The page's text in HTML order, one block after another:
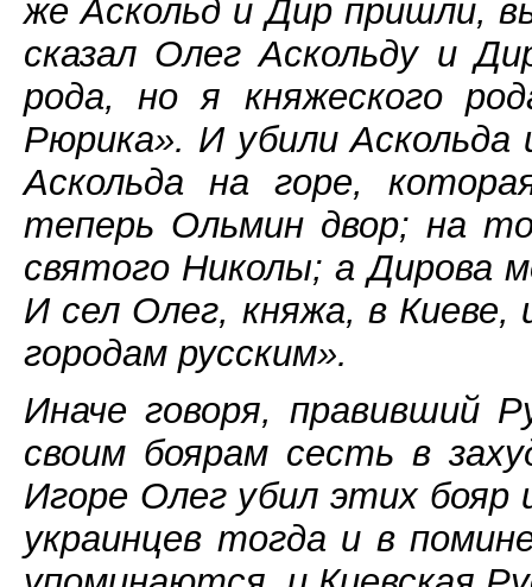
же Аскольд и Дир пришли,
сказал Олег Аскольду и
рода, но я княжеского
Рюрика». И убили Аскольда
Аскольда на горе,
теперь Ольмин двор; на
святого Николы; а Дирова
И сел Олег, княжа, в
городам русским».
Иначе говоря, правивший
своим боярам сесть в
Игоре Олег убил этих бояр
украинцев тогда и в